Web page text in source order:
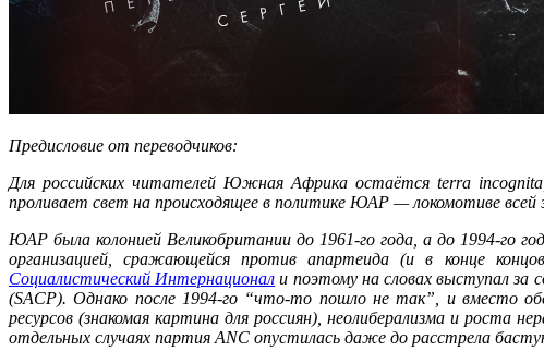
Предисловие от переводчиков:
Для российских читателей Южная Африка остаётся terra
проливает свет на происходящее в политике ЮАР — локомотиве
ЮАР была колонией Великобритании до 1961-го года, а до 1994-го
организацией, сражающейся против апартеида (и в конце
Социалистический Интернационал и поэтому на словах выступал за
(SACP). Однако после 1994-го “что-то пошло не так”, и вместо
ресурсов (знакомая картина для россиян), неолиберализма и
отдельных случаях партия ANC опустилась даже до расстрела